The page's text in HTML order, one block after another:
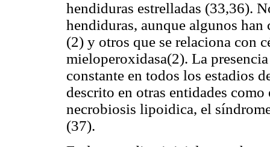
hendiduras estrelladas (33,36).
hendiduras, aunque algunos
(2) y otros que se relaciona con
mieloperoxidasa(2). La
constante en todos los estadios
descrito en otras entidades
necrobiosis lipoidica, el
(37).